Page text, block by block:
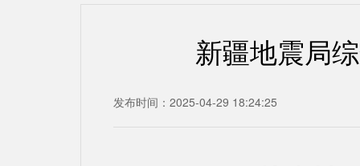
新疆地震局
发布时间：2025-04-29 18:24:25